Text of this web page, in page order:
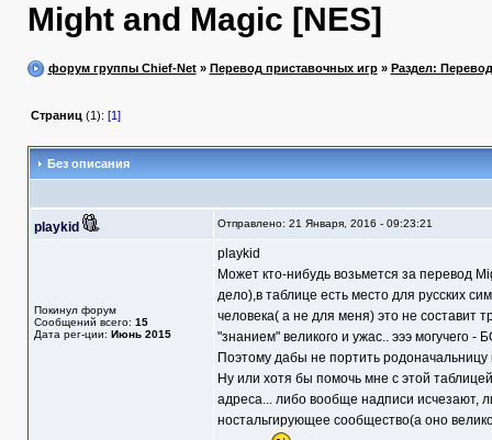
Might and Magic [NES]
форум группы Chief-Net» Перевод приставочных игр» Раздел:
Страниц (1): [1]
Без описания
playkid Отправлено: 21 Января, 2016 - 09:23:21
Покинул форум
Сообщений всего: 15
Дата рег-ции: Июнь 2015
playkid
Может кто-нибудь возьмется за перевод
дело),в таблице есть место для русских
человека( а не для меня) это не составит
"знанием" великого и ужас.. эээ могучего
Поэтому дабы не портить
Ну или хотя бы помочь мне с этой
адреса... либо вообще надписи исчезают,
ностальгирующее сообщество(а оно